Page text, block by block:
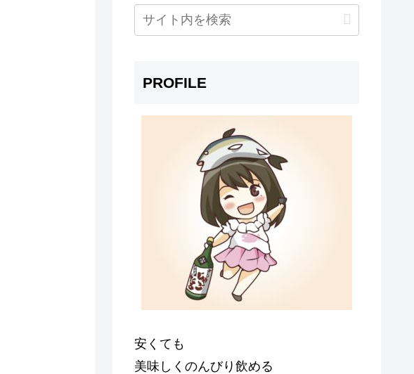
PROFILE
安くても
美味しくのんびり飲める